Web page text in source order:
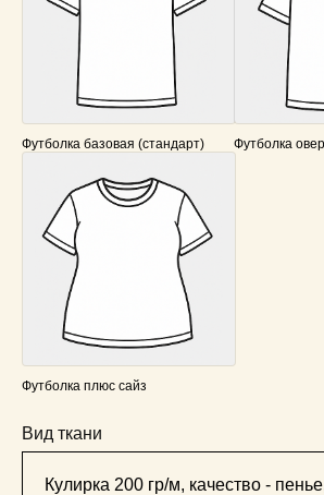
Футболка базовая (стандарт) Футболка
Футболка плюс сайз
Вид ткани